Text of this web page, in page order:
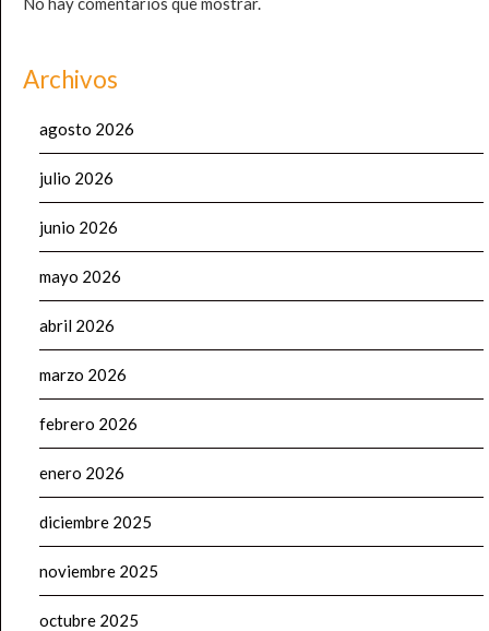
Archivos
agosto 2026
julio 2026
junio 2026
mayo 2026
abril 2026
marzo 2026
febrero 2026
enero 2026
diciembre 2025
noviembre 2025
octubre 2025